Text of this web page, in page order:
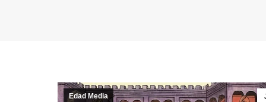
Edad Media